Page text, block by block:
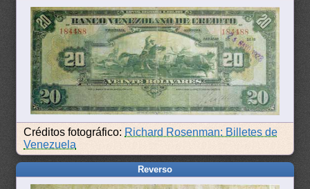
Créditos fotográfico: Richard Rosenman: Billetes de
Venezuela
Reverso